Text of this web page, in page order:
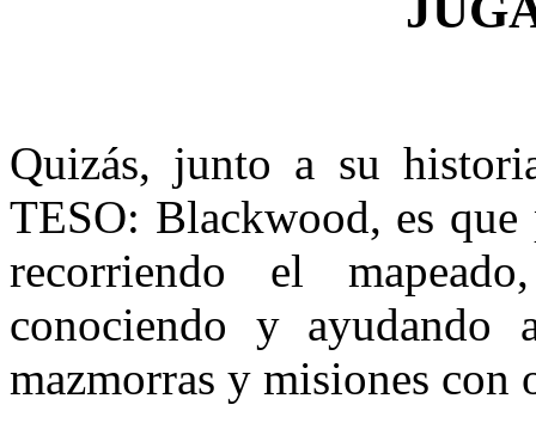
Quizás, junto a su
TESO: Blackwood, es que
recorriendo el
conociendo y ayudando
mazmorras y misiones con